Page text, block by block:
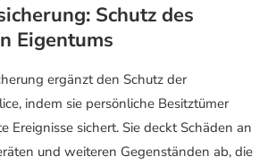
Schutz des
Eigentums
ergänzt den Schutz der
indem sie persönliche Besitztümer
Ereignisse sichert. Sie deckt Schäden an
und weiteren Gegenständen ab, die